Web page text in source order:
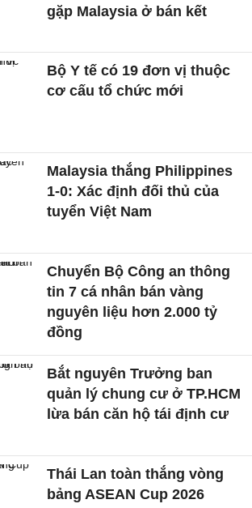
gặp Malaysia ở bán kết
Bộ Y tế có 19 đơn vị thuộc
cơ cấu tổ chức mới
Malaysia thắng Philippines
1-0: Xác định đối thủ của
tuyển Việt Nam
Chuyển Bộ Công an thông
tin 7 cá nhân bán vàng
nguyên liệu hơn 2.000 tỷ
đồng
Bắt nguyên Trưởng ban
quản lý chung cư ở TP.HCM
lừa bán căn hộ tái định cư
Thái Lan toàn thắng vòng
bảng ASEAN Cup 2026